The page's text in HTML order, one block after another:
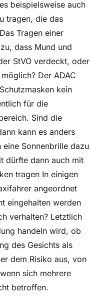
beispielsweise auch
tragen, die das
Tragen einer
dass Mund und
StVO verdeckt, oder
Der ADAC
kein
für die
Sind die
kann es anders
Sonnenbrille dazu
dürfte dann auch mit
tragen In einigen
angeordnet
eingehalten werden
verhalten? Letztlich
handeln wird, ob
des Gesichts als
dem Risiko aus, von
sich mehrere
betroffen.